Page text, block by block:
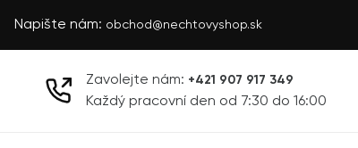
Napište nám: obchod@nechtovyshop.sk
Zavolejte nám: +421 907 917 349
Každý pracovní den od 7:30 do 16:00